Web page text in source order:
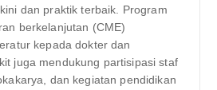
dan praktik terbaik. Program
berkelanjutan (CME)
kepada dokter dan
juga mendukung partisipasi staf
dan kegiatan pendidikan